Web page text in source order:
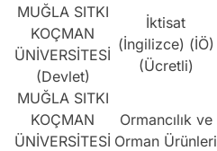
MUĞLA SITKI
KOÇMAN
ÜNİVERSİTESİ
(Devlet)
İktisat
(İngilizce) (İÖ)
(Ücretli)
MUĞLA SITKI
KOÇMAN
ÜNİVERSİTESİ
Ormancılık ve
Orman Ürünleri